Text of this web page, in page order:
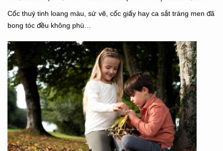
Cốc thuỷ tinh loang màu, sứ vẽ, cốc giấy hay ca sắt tráng men đã
bong tóc đều không phù…